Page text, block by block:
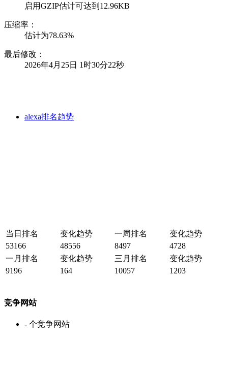
启用GZIP估计可达到12.96KB
压缩率：
估计为78.63%
最后修改：
2026年4月25日 1时30分22秒
alexa排名趋势
当日排名 变化趋势 一周排名
变化趋势
53166
48556 8497
4728
一月排名
变化趋势 三月排名
变化趋势
9196
164 10057 1203
竞争网站
- 个竞争网站